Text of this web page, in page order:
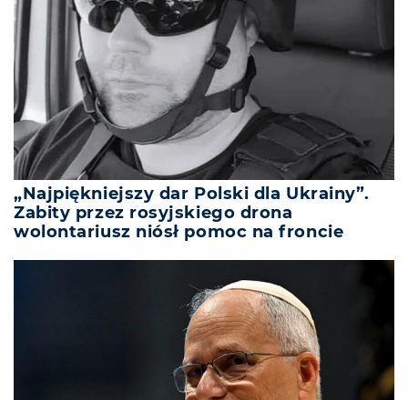
„Najpiękniejszy dar Polski dla Ukrainy”.
Zabity przez rosyjskiego drona
wolontariusz niósł pomoc na froncie